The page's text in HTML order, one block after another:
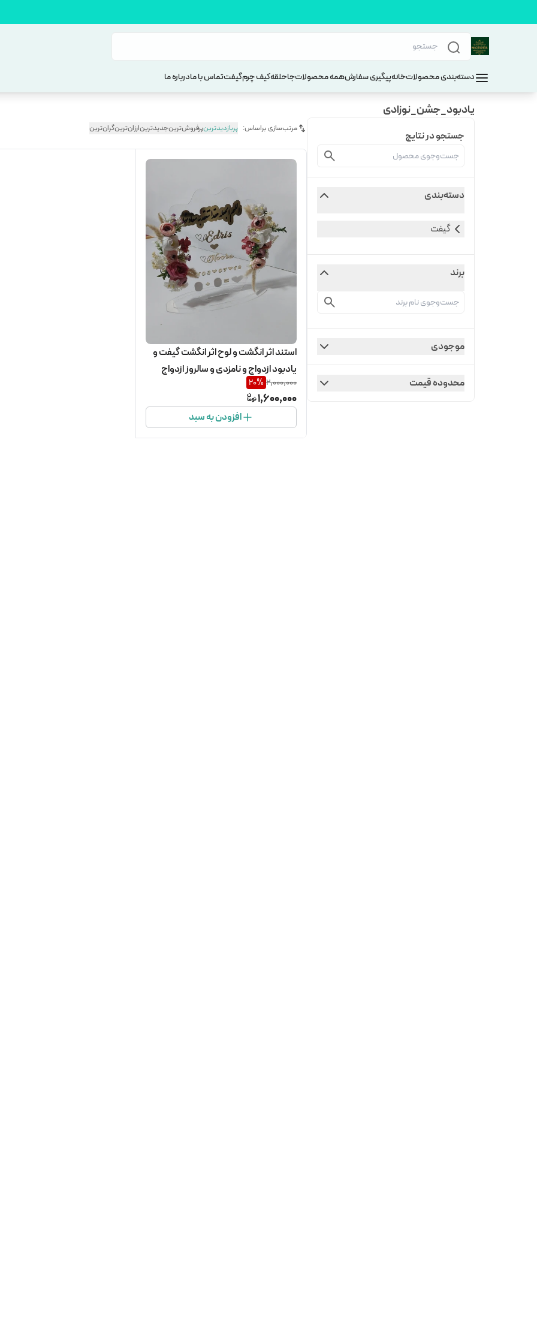
دسته‌بندی محصولاتخانهپیگیری سفارشهمه محصولاتجاحلقهکیف چرمگیفتتماس با مادرباره ما
یادبود_جشن_نوزادی
جستجو در نتایج
دسته‌بندی
گیفت
برند
موجودی
محدوده قیمت
مرتب‌سازی براساس: پربازدیدترینپرفروش‌ترینجدیدترینارزان‌ترینگران‌ترین
استند اثر انگشت و لوح اثر انگشت گیفت و
یادبود ازدواج و نامزدی و سالروز ازدواج
2,000,000
20%
1,600,000
افزودن به سبد